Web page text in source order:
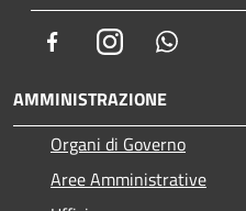
FacebookInstagram
AMMINISTRAZIONE
Organi di Governo
Aree Amministrative